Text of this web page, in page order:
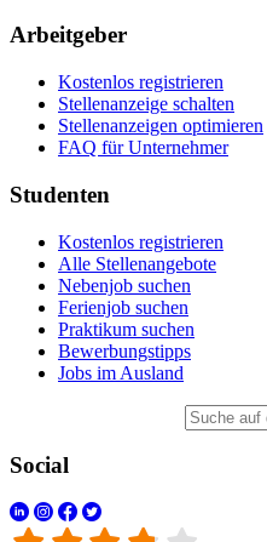
Arbeitgeber
Kostenlos registrieren
Stellenanzeige schalten
Stellenanzeigen optimieren
FAQ für Unternehmer
Studenten
Kostenlos registrieren
Alle Stellenangebote
Nebenjob suchen
Ferienjob suchen
Praktikum suchen
Bewerbungstipps
Jobs im Ausland
Social